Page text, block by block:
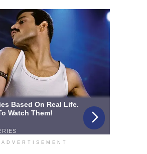
ADVERTISEMENT